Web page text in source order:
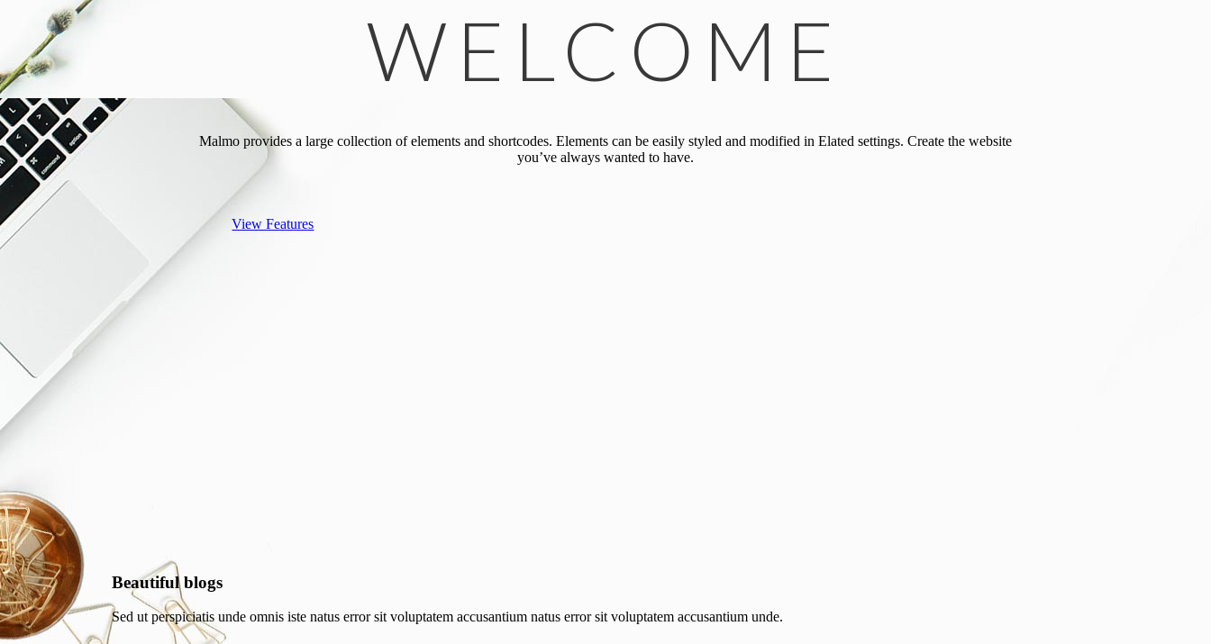
WELCOME
Malmo provides a large collection of elements and shortcodes. Elements can be easily styled and modified in Elated settings. Create the website
you’ve always wanted to have.
View Features
Beautiful blogs
Sed ut perspiciatis unde omnis iste natus error sit voluptatem accusantium natus error sit voluptatem accusantium unde.